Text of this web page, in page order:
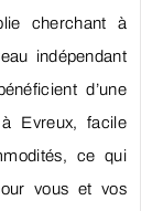
cherchant à
indépendant
d’une
à Evreux, facile
ce qui
vous et vos